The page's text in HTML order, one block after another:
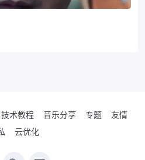
技术教程 音乐分享 专题
友情
云优化